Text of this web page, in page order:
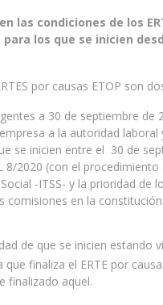
las condiciones de los
los que se inicien
por causas ETOP son
a 30 de septiembre
a la autoridad
se inicien entre el 30 de
8/2020 (con el
-ITSS- y la prioridad
comisiones en la
de que se inicien estando
que finaliza el ERTE por
finalizado aquel.